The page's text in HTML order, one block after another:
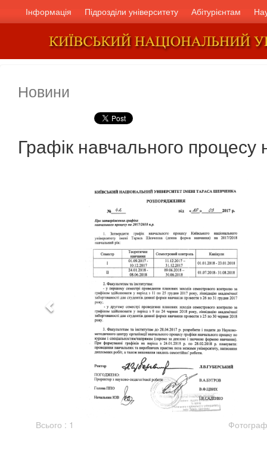
Інформація Підрозділи університету Абітурієнтам
Новини
Графік навчального
Всього : 1